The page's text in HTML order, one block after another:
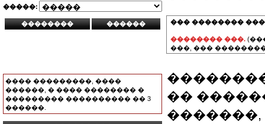
�����:
���� ���������, ����
������, � ���� �������� �
��������� ���������� �� 3
������.
��� ��������
�������� ���.
���, ���
��